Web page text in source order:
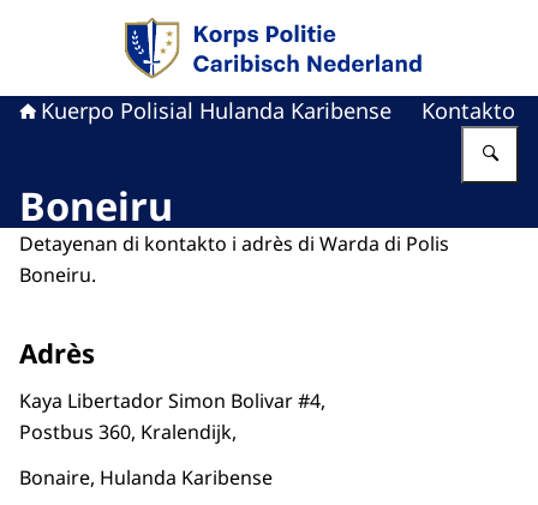
bai homepage di Kuerpo Polisial Hulanda
Kuerpo Polisial Hulanda Karibense Kontakto
Boneiru
Detayenan di kontakto i adrès di Warda di Polis
Boneiru.
Adrès
Kaya Libertador Simon Bolivar #4,
Postbus 360, Kralendijk,
Bonaire, Hulanda Karibense